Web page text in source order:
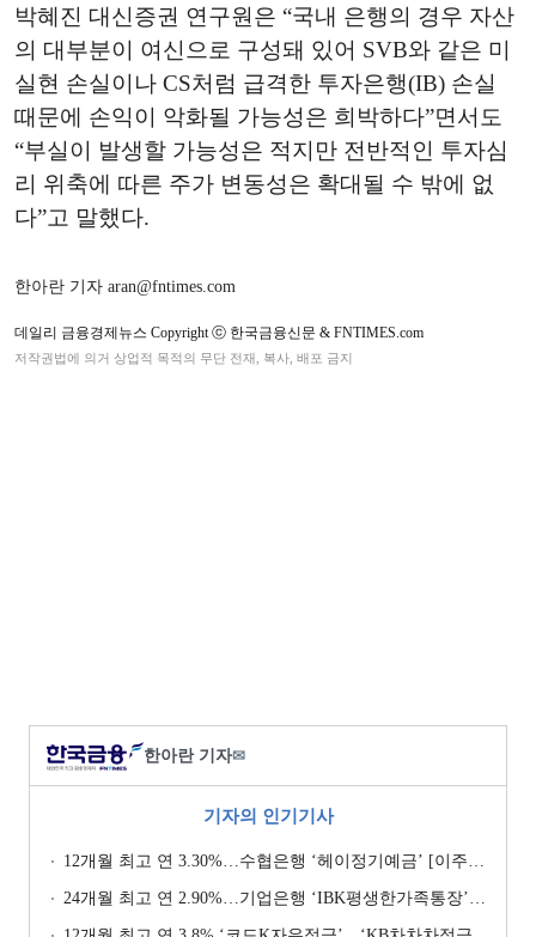
박혜진 대신증권 연구원은 “국내 은행의 경우 자산
의 대부분이 여신으로 구성돼 있어 SVB와 같은 미
실현 손실이나 CS처럼 급격한 투자은행(IB) 손실
때문에 손익이 악화될 가능성은 희박하다”면서도
“부실이 발생할 가능성은 적지만 전반적인 투자심
리 위축에 따른 주가 변동성은 확대될 수 밖에 없
다”고 말했다.
한아란 기자 aran@fntimes.com
데일리 금융경제뉴스 Copyright ⓒ 한국금융신문 & FNTIMES.com
저작권법에 의거 상업적 목적의 무단 전재, 복사, 배포 금지
한아란 기자✉
기자의 인기기사
12개월 최고 연 3.30%…수협은행 ‘헤이정기예금’ [이주의 은행 예금금리-1월 2주]
24개월 최고 연 2.90%…기업은행 ‘IBK평생한가족통장’ [이주의 은행 예금금리-1월 2주]